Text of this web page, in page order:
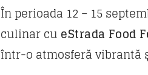
În perioada 12 – 15
culinar cu eStrada Food
într-o atmosferă vibrantă